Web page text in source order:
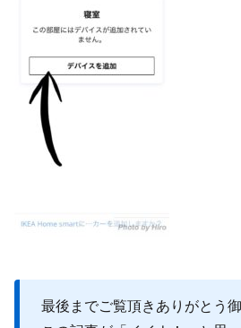
最後までご覧頂きありがとう